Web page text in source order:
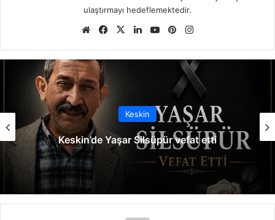
ulaştırmayı hedeflemektedir.
We
sit
esi
Fa
bo
X
Lin
dIn
Yo
ub
Pin
est ra
Keskin
Keskin’de Yaşar Silsüpür vefat etti